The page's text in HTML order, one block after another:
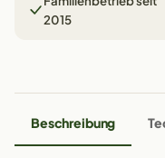
2015
Beschreibung